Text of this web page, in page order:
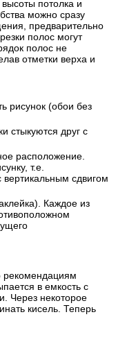
потолка и
можно сразу
предварительно
полос могут
полос не
отметки верха и
рисунок (обои без
стыкуются друг с
расположение.
т.е.
сдвигом
Каждое из
рекомендациям
в емкость с
Через некоторое
кисель. Теперь